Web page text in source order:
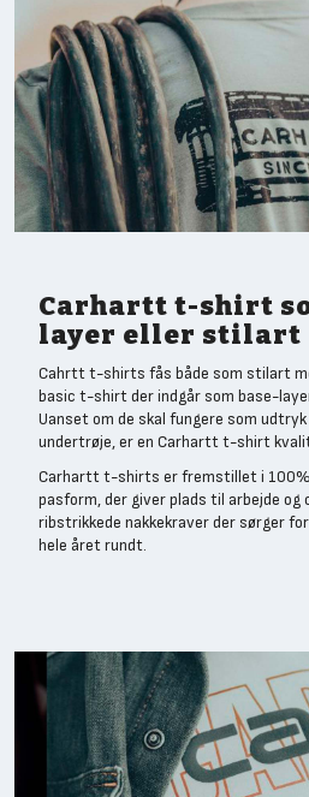
Carhartt t-shirt
layer eller stilart
Cahrtt t-shirts fås både som stilart
basic t-shirt der indgår som base-
Uanset om de skal fungere som
undertrøje, er en Carhartt t-shirt
Carhartt t-shirts er fremstillet i 100%
pasform, der giver plads til arbejde og
ribstrikkede nakkekraver der sørger
hele året rundt.